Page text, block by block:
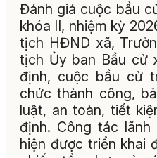
Đánh giá cuộc bầu
khóa II, nhiệm kỳ
tịch HĐND xã,
tịch Ủy ban Bầu cử
định, cuộc bầu cử
chức thành công,
luật, an toàn, tiết
định. Công tác
hiện được triển khai